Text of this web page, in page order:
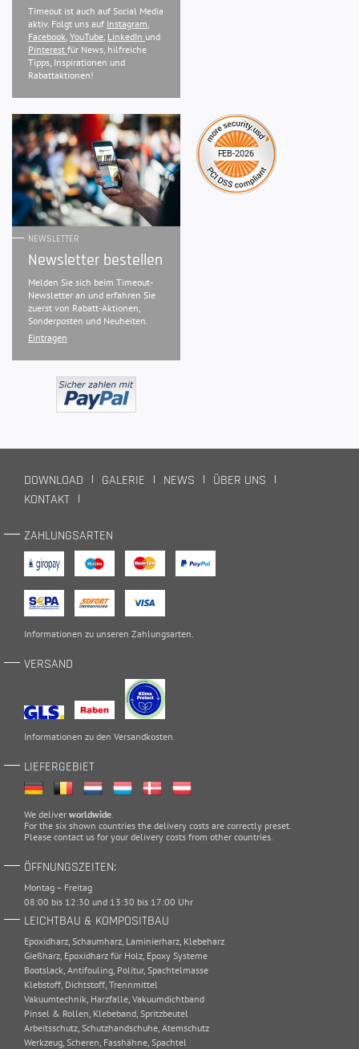
Timeout ist auch auf Social Media
aktiv. Folgt uns auf Instagram
Facebook YouTube LinkedIn und
Pinterest für News, hilfreiche
Tipps, Inspirationen und
Rabattaktionen!
NEWSLETTER
Newsletter bestellen
Melden Sie sich beim Timeout-
Newsletter an und erfahren Sie
zuerst von Rabatt-Aktionen,
Sonderposten und Neuheiten.
Eintragen
DOWNLOAD GALERIE NEWS
ÜBER UNS
KONTAKT
ZAHLUNGSARTEN
Informationen zu unseren Zahlungsarten
VERSAND
Informationen zu den Versandkosten
LIEFERGEBIET
We deliver worldwide
For the six shown countries the delivery costs are correctly preset.
Please contact us for your delivery costs from other countries.
ÖFFNUNGSZEITEN:
Montag – Freitag
08:00 bis 12:30 und 13:30 bis 17:00 Uhr
LEICHTBAU & KOMPOSITBAU
Epoxidharz Schaumharz Laminierharz Klebeharz
Gießharz Epoxidharz für Holz Epoxy Systeme
Bootslack Antifouling Politur, Spachtelmasse
Klebstoff Dichtstoff Trennmittel
Vakuumtechnik Harzfalle Vakuumdichtband
Pinsel & Rollen Klebeband Spritzbeutel
Arbeitsschutz Schutzhandschuhe Atemschutz
Werkzeug Scheren Fasshähne Spachtel